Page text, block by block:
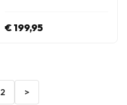
€ 199,95
2 >